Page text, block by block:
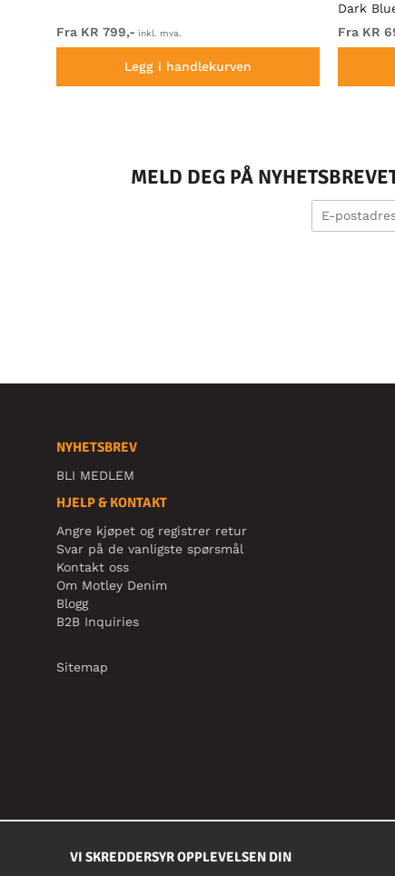
Fra KR 799,- inkl. mva.
Legg i handlekurven
Dark
Fra KR
MELD DEG PÅ
NYHETSBREV
BLI MEDLEM
HJELP & KONTAKT
Angre kjøpet og registrer retur
Svar på de vanligste spørsmål
Kontakt oss
Om Motley Denim
Blogg
B2B Inquiries
Sitemap
VI SKREDDERSYR OPPLEVELSEN DIN